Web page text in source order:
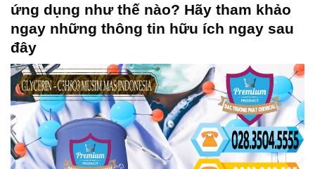
ứng dụng như thế nào? Hãy tham khảo
ngay những thông tin hữu ích ngay sau
đây